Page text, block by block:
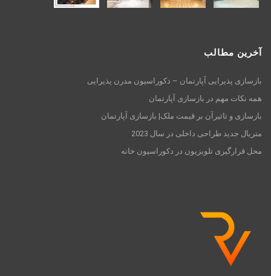
آخرین مطالب
بازسازی پذیرایی آپارتمان – دکوراسیون مدرن پذیرایی
همه نکات مهم در بازسازی آپارتمان
بازسازی و تاثیرآن بر قیمت ملک| بازسازی آپارتمان
متریال جدید طراحی داخلی در سال 2023
محل قرارگیری تلویزیون در دکوراسیون خانه